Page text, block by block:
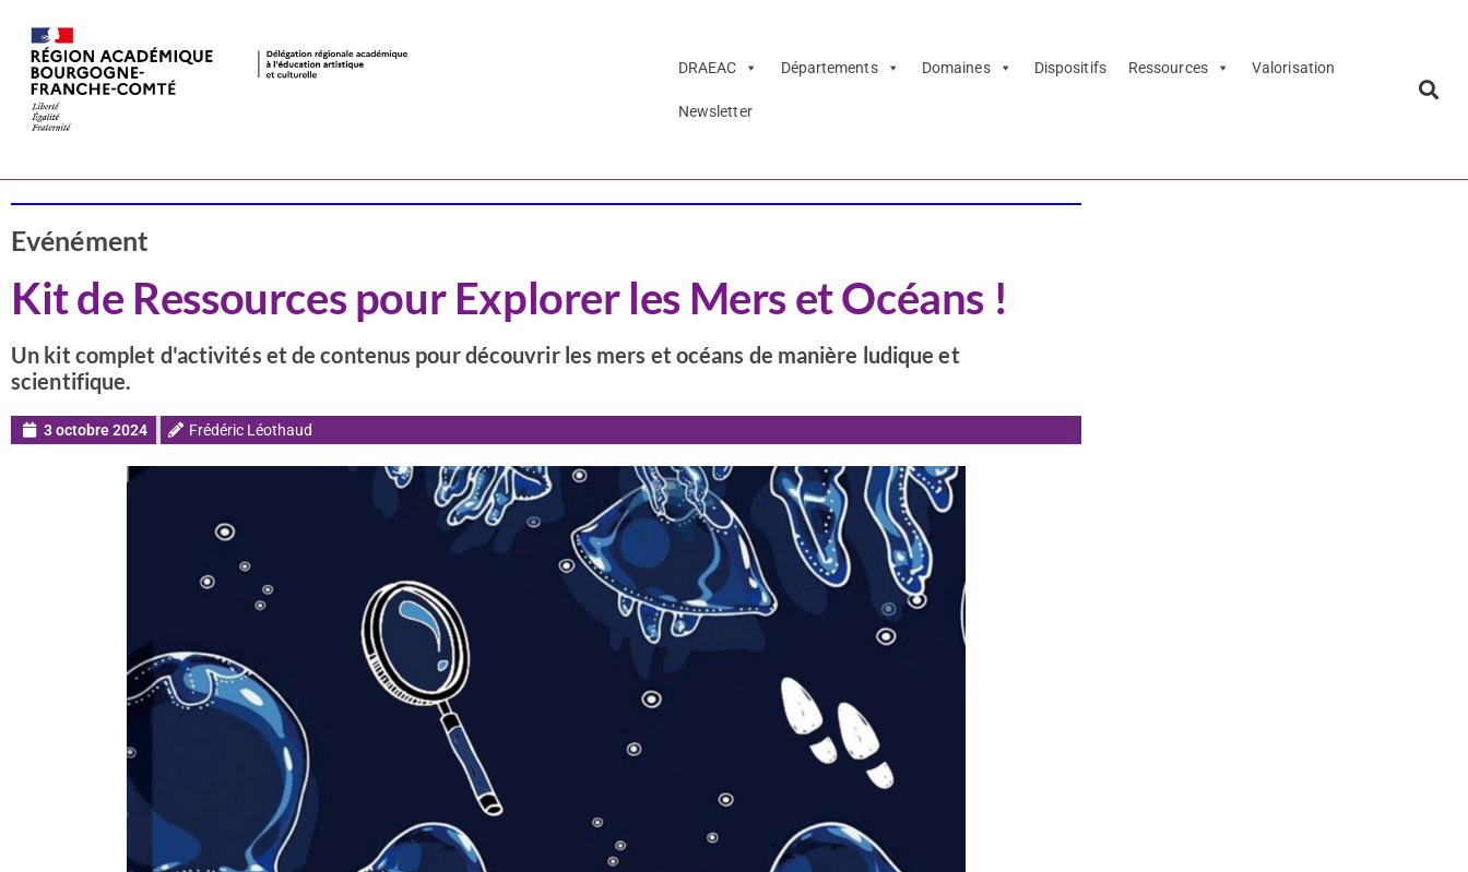
DRAEAC Départements Domaines Dispositifs Ressources Valorisation
Newsletter
Evénément
Kit de Ressources pour Explorer les Mers et Océans !
Un kit complet d'activités et de contenus pour découvrir les mers et océans de manière ludique et
scientifique.
3 octobre 2024 Frédéric Léothaud